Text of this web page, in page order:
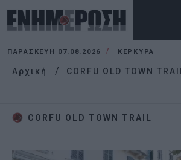
ΠΑΡΑΣΚΕΥΉ 07.08.2026 ΚΕΡΚΥΡΑ
Αρχική CORFU OLD TOWN TRAIL
CORFU OLD TOWN TRAIL